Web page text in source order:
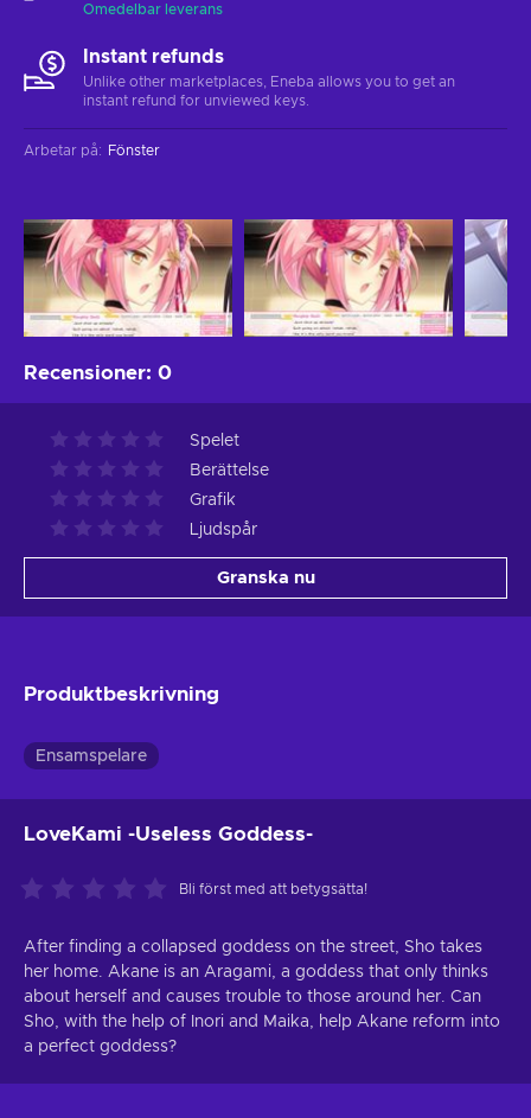
Omedelbar leverans
Instant refunds
Unlike other marketplaces, Eneba allows you to get an
instant refund for unviewed keys.
Arbetar på: Fönster
Recensioner: 0
Spelet
Berättelse
Grafik
Ljudspår
Granska nu
Produktbeskrivning
Ensamspelare
LoveKami -Useless Goddess-
Bli först med att betygsätta!
After finding a collapsed goddess on the street, Sho takes
her home. Akane is an Aragami, a goddess that only thinks
about herself and causes trouble to those around her. Can
Sho, with the help of Inori and Maika, help Akane reform into
a perfect goddess?